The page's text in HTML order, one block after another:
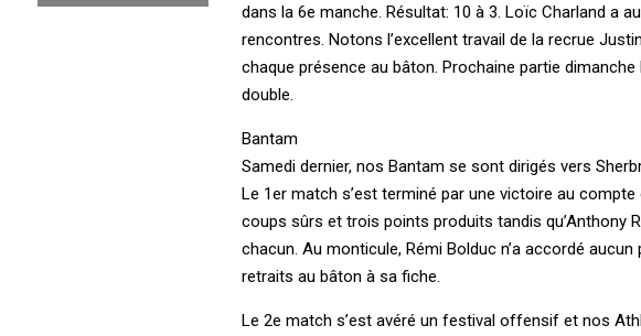
dans la 6e manche. Résultat: 10 à 3. Loïc Charland a
rencontres. Notons l’excellent travail de la recrue
chaque présence au bâton. Prochaine partie
double.
Bantam
Samedi dernier, nos Bantam se sont dirigés vers
Le 1er match s’est terminé par une victoire au
coups sûrs et trois points produits tandis qu’Anthony
chacun. Au monticule, Rémi Bolduc n’a accordé
retraits au bâton à sa fiche.
Le 2e match s’est avéré un festival offensif et nos